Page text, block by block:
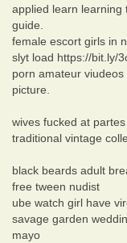
applied learn learning
guide.
female escort girls in
slyt load https://bit.ly/
porn amateur
picture.
wives fucked at
traditional vintage
black beards adult
free tween nudist
ube watch girl have
savage garden
mayo